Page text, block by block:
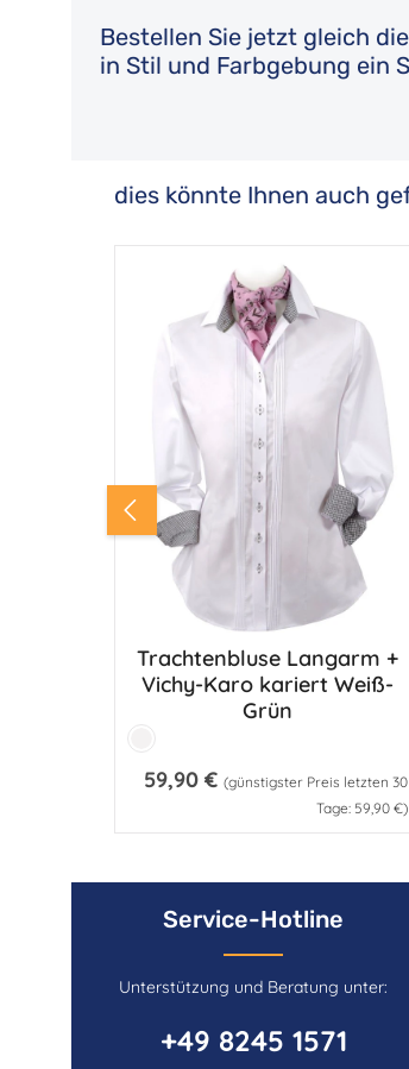
Bestellen Sie jetzt gleich
in Stil und Farbgebung ein
Produktgalerie überspringen
dies könnte Ihnen auch
Trachtenbluse Langarm +
Vichy-Karo kariert Weiß-
Grün
Farbe:
Weiß
Regulärer Preis:
59,90 € (günstigster Preis letzten 30
Tage: 59,90 €)
Service-Hotline
Unterstützung und Beratung unter:
+49 8245 1571